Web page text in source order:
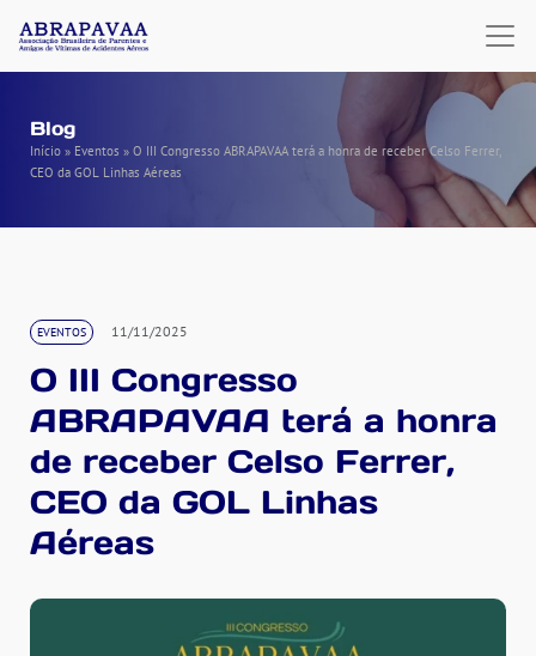
Blog
Início » Eventos » O III Congresso ABRAPAVAA terá a honra de receber Celso Ferrer,
CEO da GOL Linhas Aéreas
EVENTOS 11/11/2025
O III Congresso
ABRAPAVAA terá a honra
de receber Celso Ferrer,
CEO da GOL Linhas
Aéreas